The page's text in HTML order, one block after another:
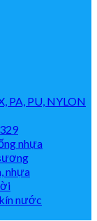
PA, PU, NYLON
nhựa
nhựa
nước